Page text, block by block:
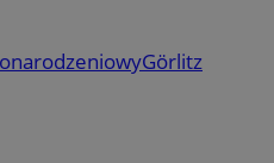
Görlitz